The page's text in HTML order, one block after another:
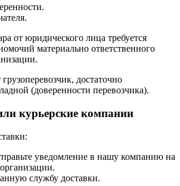
от юридического лица требуется
материально ответственного
достаточно
(доверенности перевозчика).
курьерские компании
уведомление в нашу компанию на
службу доставки.